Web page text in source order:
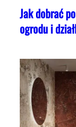
Jak dobrać
ogrodu i